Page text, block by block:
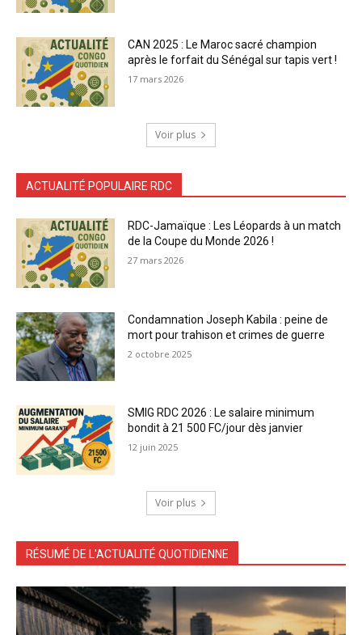
CAN 2025 : Le Maroc sacré champion
après le forfait du Sénégal sur tapis vert !
17 mars 2026
Voir plus
ACTUALITÉ POPULAIRE RDC
RDC-Jamaïque : Les Léopards à un match
de la Coupe du Monde 2026 !
27 mars 2026
Condamnation Joseph Kabila : peine de
mort pour trahison et crimes de guerre
2 octobre 2025
SMIG RDC 2026 : Le salaire minimum
bondit à 21 500 FC/jour dès janvier
12 juin 2025
Voir plus
RÉSUMÉ DE L'ACTUALITÉ QUOTIDIENNE